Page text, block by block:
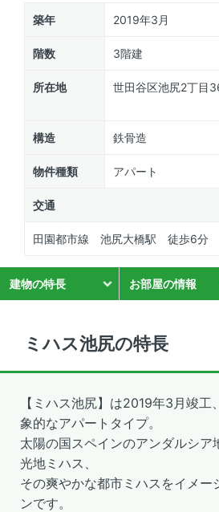
築年 2019年3月
階数 3階建
所在地
世田谷区池尻2丁目
構造 鉄骨造
物件種類 アパート
交通
田園都市線 池尻大橋駅 徒歩6分
建物の特長 お部屋の情報
ミハス池尻の特長
【ミハス池尻】は2019年3月竣工
象的なアパートタイプ。
太陽の国スペインのアンダルシア
光地ミハス、
その爽やかな都市ミハスをイメー
ンです。